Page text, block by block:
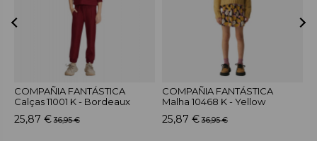
COMPAÑIA FANTÁSTICA
Calças 11001 K - Bordeaux
25,87 € 36,95 €
COMPAÑIA FANTÁSTICA
Malha 10468 K - Yellow
25,87 € 36,95 €